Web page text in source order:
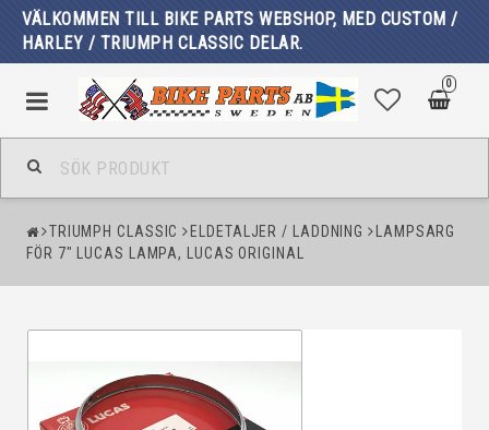
VÄLKOMMEN TILL BIKE PARTS WEBSHOP, MED CUSTOM /
HARLEY / TRIUMPH CLASSIC DELAR.
0
TRIUMPH CLASSIC ELDETALJER / LADDNING
LAMPSARG
FÖR 7" LUCAS LAMPA, LUCAS ORIGINAL